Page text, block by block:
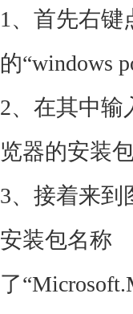
1、首先右键
的“windows
2、在其中输
览器的安装包
3、接着来到
安装包名称
了